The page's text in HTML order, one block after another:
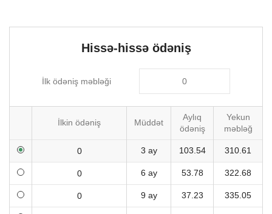
Hissə-hissə ödəniş
İlk ödəniş məbləği
İlkin ödəniş Müddət
Aylıq
ödəniş
Yekun
məbləğ
3 ay 103.54 310.61
6 ay 53.78 322.68
9 ay 37.23 335.05